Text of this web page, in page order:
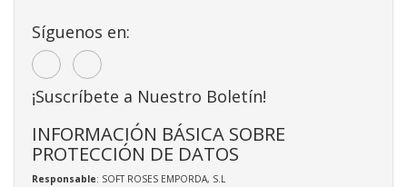
Síguenos en:
¡Suscríbete a Nuestro Boletín!
INFORMACIÓN BÁSICA SOBRE
PROTECCIÓN DE DATOS
Responsable: SOFT ROSES EMPORDA, S.L